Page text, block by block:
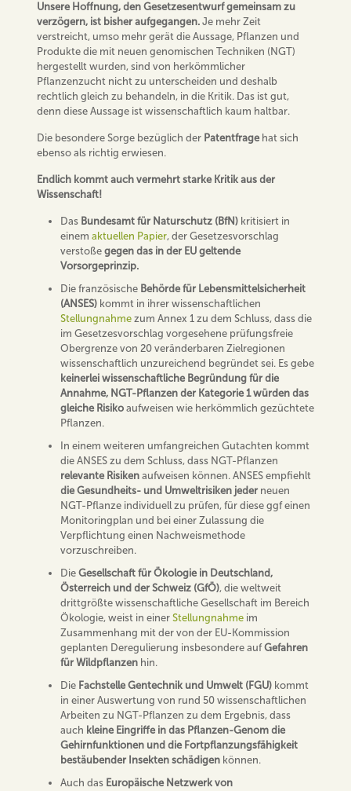
Unsere Hoffnung, den Gesetzesentwurf gemeinsam zu
verzögern, ist bisher aufgegangen.Je mehr Zeit
verstreicht, umso mehr gerät die Aussage, Pflanzen und
Produkte die mit neuen genomischen Techniken (NGT)
hergestellt wurden, sind von herkömmlicher
Pflanzenzucht nicht zu unterscheiden und deshalb
rechtlich gleich zu behandeln, in die Kritik. Das ist gut,
denn diese Aussage ist wissenschaftlich kaum haltbar.
Die besondere Sorge bezüglich der Patentfragehat sich
ebenso als richtig erwiesen.
Endlich kommt auch vermehrt starke Kritik aus der
Wissenschaft!
DasBundesamt für Naturschutz (BfN)kritisiert in
einem aktuellen Papier, der Gesetzesvorschlag
verstoße gegen das in der EU geltende
Vorsorgeprinzip.
Die französische Behörde für Lebensmittelsicherheit
(ANSES)kommt in ihrer wissenschaftlichen
Stellungnahmezum Annex 1 zu dem Schluss, dass die
im Gesetzesvorschlag vorgesehene prüfungsfreie
Obergrenze von 20 veränderbaren Zielregionen
wissenschaftlich unzureichend begründet sei. Es gebe
keinerlei wissenschaftliche Begründung für die
Annahme, NGT-Pflanzen der Kategorie 1 würden das
gleiche Risikoaufweisen wie herkömmlich gezüchtete
Pflanzen.
In einem weiteren umfangreichen Gutachten kommt
die ANSES zu dem Schluss, dass NGT-Pflanzen
relevante Risikenaufweisen können. ANSES empfiehlt
die Gesundheits- und Umweltrisiken jederneuen
NGT-Pflanze individuell zu prüfen, für diese ggf einen
Monitoringplan und bei einer Zulassung die
Verpflichtung einen Nachweismethode
vorzuschreiben.
Die Gesellschaft für Ökologie in Deutschland,
Österreich und der Schweiz (GfÖ), die weltweit
drittgrößte wissenschaftliche Gesellschaft im Bereich
Ökologie, weist in einer Stellungnahmeim
Zusammenhang mit der von der EU-Kommission
geplanten Deregulierung insbesondere aufGefahren
für Wildpflanzenhin.
Die Fachstelle Gentechnik und Umwelt (FGU)kommt
in einer Auswertung von rund 50 wissenschaftlichen
Arbeiten zu NGT-Pflanzen zu dem Ergebnis, dass
auch kleine Eingriffe in das Pflanzen-Genom die
Gehirnfunktionen und die Fortpflanzungsfähigkeit
bestäubender Insekten schädigenkönnen.
Auch das Europäische Netzwerk von